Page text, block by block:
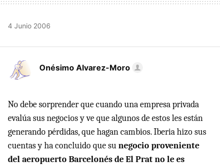
4 Junio 2006
Onésimo Alvarez-Moro
No debe sorprender que cuando una empresa privada
evalúa sus negocios y ve que algunos de estos les están
generando pérdidas, que hagan cambios. Iberia hizo sus
cuentas y ha concluido que sunegocio proveniente
del aeropuerto Barcelonés de El Prat no le es